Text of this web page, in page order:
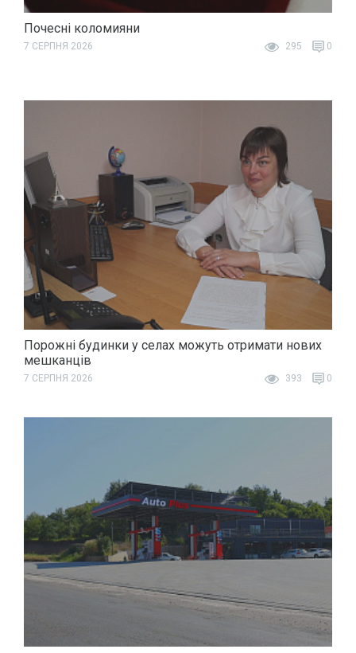
Почесні коломияни
7 СЕРПНЯ 2026 295 0
Порожні будинки у селах можуть отримати нових
мешканців
7 СЕРПНЯ 2026 393 0